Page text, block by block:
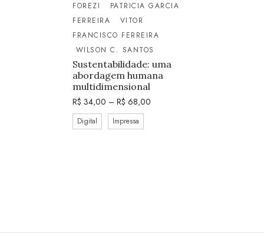
FOREZI
PATRICIA GARCIA
FERREIRA
VITOR
FRANCISCO FERREIRA
WILSON C. SANTOS
Sustentabilidade: uma
abordagem humana
multidimensional
R$ 34,00 – R$ 68,00
Digital Impressa